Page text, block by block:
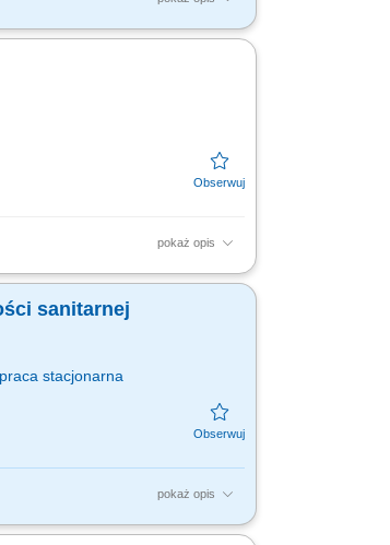
normami
pokaż opis
rocznych i
sanitarnej
praca stacjonarna
pokaż opis
normami